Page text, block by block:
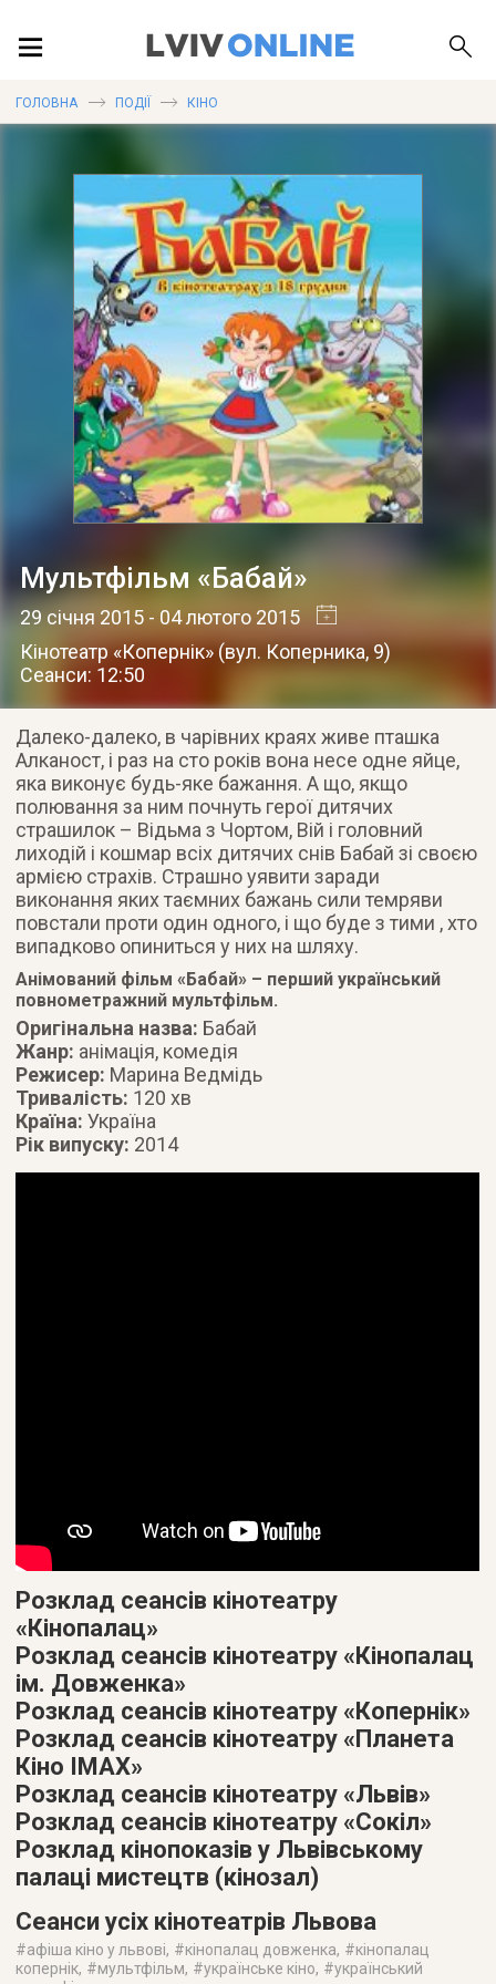
ПУБЛІКАЦІЇ
ДОВІДКА
ГОЛОВНА ПОДІЇ КІНО
Мультфільм «Бабай»
29 січня 2015- 04 лютого 2015
Кінотеатр «Копернік» (вул. Коперника, 9)
Сеанси: 12:50
Далеко-далеко, в чарівних краях живе пташка
Алканост, і раз на сто років вона несе одне яйце,
яка виконує будь-яке бажання. А що, якщо
полювання за ним почнуть герої дитячих
страшилок – Відьма з Чортом, Вій і головний
лиходій і кошмар всіх дитячих снів Бабай зі своєю
армією страхів. Страшно уявити заради
виконання яких таємних бажань сили темряви
повстали проти один одного, і що буде з тими , хто
випадково опиниться у них на шляху.
Анімований фільм «Бабай» – перший український
повнометражний мультфільм.
Оригінальна назва: Бабай
Жанр: анімація, комедія
Режисер: Марина Ведмідь
Тривалість: 120 хв
Країна:Україна
Рік випуску: 2014
Розклад сеансів кінотеатру
«Кінопалац»
Розклад сеансів кінотеатру «Кінопалац
ім. Довженка»
Розклад сеансів кінотеатру «Копернік»
Розклад сеансів кінотеатру «Планета
Кіно IMAX»
Розклад сеансів кінотеатру «Львів»
Розклад сеансів кінотеатру «Сокіл»
Розклад кінопоказів у Львівському
палаці мистецтв (кінозал)
Сеанси усіх кінотеатрів Львова
#афіша кіно у львові, #кінопалац довженка, #кінопалац
копернік, #мультфільм, #українське кіно, #український